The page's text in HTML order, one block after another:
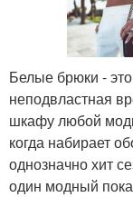
Белые брюки -
неподвластная
шкафу любой
когда набирает
однозначно хит
один модный